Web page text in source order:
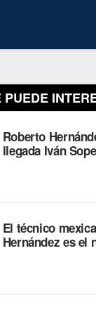
PUEDE
Roberto
llegada Iván
El técnico
Hernández es el